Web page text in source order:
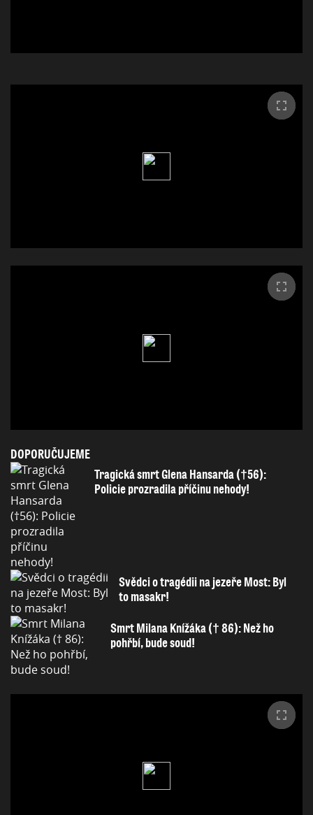
DOPORUČUJEME
Tragická smrt Glena Hansarda (†56):
Policie prozradila příčinu nehody!
Svědci o tragédii na jezeře Most: Byl
to masakr!
Smrt Milana Knížáka († 86): Než ho
pohřbí, bude soud!